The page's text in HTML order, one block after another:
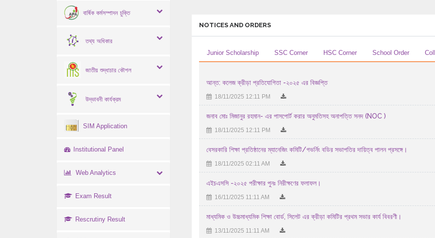
বার্ষিক কর্মসম্পাদন চুক্তি
তথ্য অধিকার
জাতীয় শুদ্ধাচার কৌশল
উদ্ভাবনী কার্যক্রম
SIM Application
Institutional Panel
Web Analytics
Exam Result
Rescrutiny Result
NOTICES AND ORDERS
Junior Scholarship SSC Corner HSC Corner School Order
আন্ত: কলেজ ক্রীড়া প্রতিযোগিতা -২০২৫ এর বিজ্ঞপ্তি
18/11/2025 12:11 PM
জনাব মোঃ মিজানুর রহমান- এর পাসপোর্ট করার অনুমতিসহ অনাপত্তি সনদ (NOC )
18/11/2025 12:11 PM
বেসরকারি শিক্ষা প্রতিষ্ঠানের ম্যানেজিং কমিটি/গভর্নিং বডির সভাপতির দায়িত্ব পালন প্রসঙ্গে।
18/11/2025 02:11 AM
এইচএসসি -২০২৫ পরীক্ষার পুনঃ নিরীক্ষণের ফলাফল।
16/11/2025 11:11 AM
মাধ্যমিক ও উচ্চমাধ্যমিক শিক্ষা বোর্ড, সিলেট এর ক্রীড়া কমিটির প্রথম সভার কার্য বিবরণী।
13/11/2025 11:11 AM